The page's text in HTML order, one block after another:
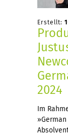
Erstellt:
2024
Im